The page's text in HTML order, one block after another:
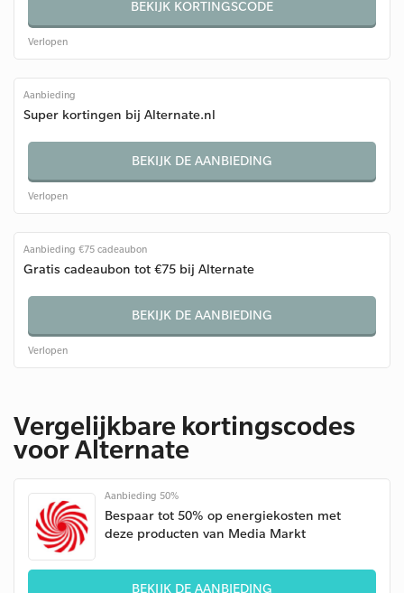
BEKIJK KORTINGSCODE
Verlopen
Aanbieding
Super kortingen bij Alternate.nl
BEKIJK DE AANBIEDING
Verlopen
Aanbieding €75 cadeaubon
Gratis cadeaubon tot €75 bij Alternate
BEKIJK DE AANBIEDING
Verlopen
Vergelijkbare kortingscodes
voor Alternate
Aanbieding 50%
Bespaar tot 50% op energiekosten met
deze producten van Media Markt
BEKIJK DE AANBIEDING